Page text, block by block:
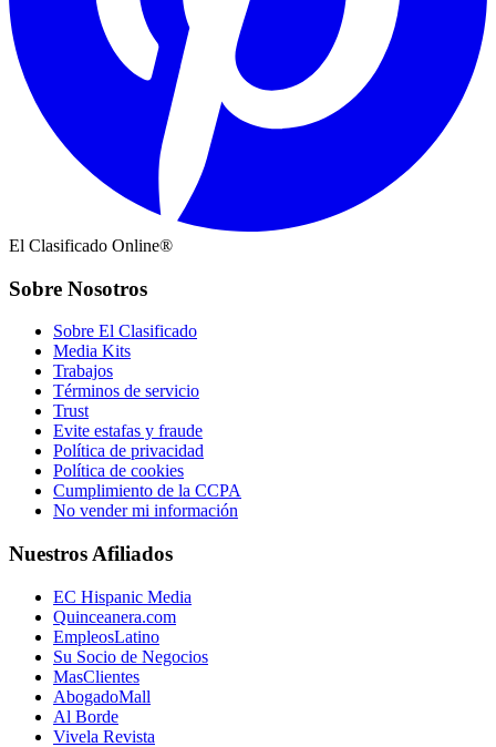
El Clasificado Online®
Sobre Nosotros
Sobre El Clasificado
Media Kits
Trabajos
Términos de servicio
Trust
Evite estafas y fraude
Política de privacidad
Política de cookies
Cumplimiento de la CCPA
No vender mi información
Nuestros Afiliados
EC Hispanic Media
Quinceanera.com
EmpleosLatino
Su Socio de Negocios
MasClientes
AbogadoMall
Al Borde
Vivela Revista